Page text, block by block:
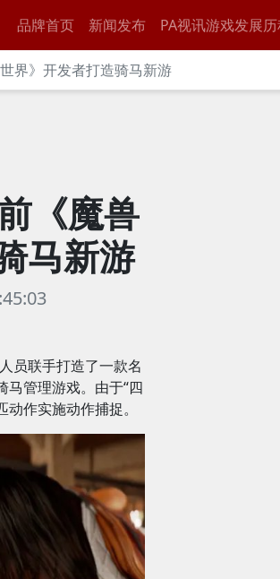
品牌首页 新闻发布 PA视讯游戏发展
界》开发者打造骑马新游
《魔兽
马新游
员联手打造了一款名
管理游戏。由于“四
作实施动作捕捉。